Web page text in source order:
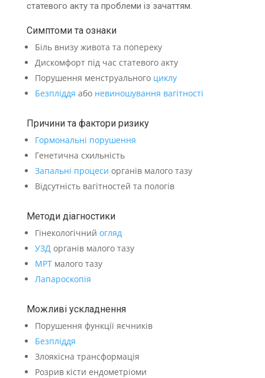
статевого акту та проблеми із зачаттям.
Симптоми та ознаки
Біль внизу живота та попереку
Дискомфорт під час статевого акту
Порушення менструального циклу
Безпліддя або невиношування вагітності
Причини та фактори ризику
Гормональні порушення
Генетична схильність
Запальні процеси органів малого тазу
Відсутність вагітностей та пологів
Методи діагностики
Гінекологічний огляд
УЗДорганів малого тазу
МРТмалого тазу
Лапароскопія
Можливі ускладнення
Порушення функції яєчників
Безпліддя
Злоякісна трансформація
Розрив кісти ендометріоми